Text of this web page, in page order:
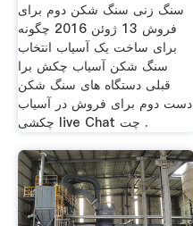
سنگ زنی سنگ شکن دوم برای
فروش 13 ژوئن 2016 چگونه
برای ساخت یک آسیاب انتخاب
سنگ شکن آسیاب چکش برا
قبلی دستگاه های سنگ شکن
دست دوم برای فروش در آسیاب
چکشی live Chat چت .